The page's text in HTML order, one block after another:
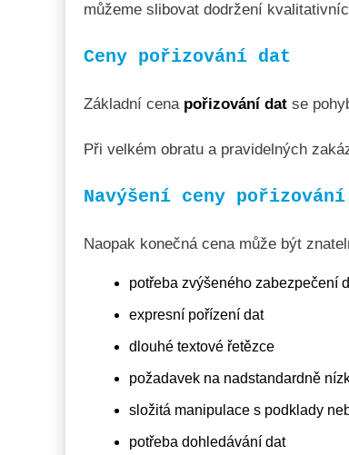
můžeme slibovat dodržení
Ceny pořizování dat
Základní cena pořizování dat se
Při velkém obratu a pravidelných
Navýšení ceny
Naopak konečná cena může být
potřeba zvýšeného zabezpečení
expresní pořízení dat
dlouhé textové řetězce
požadavek na nadstandardně
složitá manipulace s podklady
potřeba dohledávání dat